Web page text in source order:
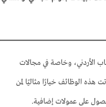
الأردني، وخاصة في مجالات
هذه الوظائف خيارًا مثاليًا لمن
على عمولات إضافية.